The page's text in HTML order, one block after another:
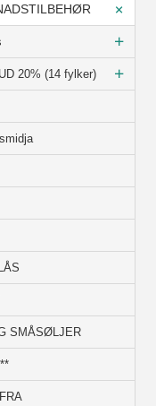
20% (14 fylker)
SMÅSØLJER